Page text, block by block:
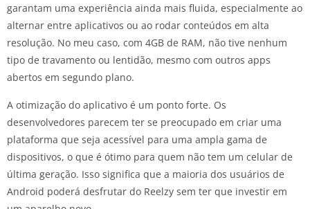
garantam uma experiência ainda mais fluida, especialmente ao
alternar entre aplicativos ou ao rodar conteúdos em alta
resolução. No meu caso, com 4GB de RAM, não tive nenhum
tipo de travamento ou lentidão, mesmo com outros apps
abertos em segundo plano.
A otimização do aplicativo é um ponto forte. Os
desenvolvedores parecem ter se preocupado em criar uma
plataforma que seja acessível para uma ampla gama de
dispositivos, o que é ótimo para quem não tem um celular de
última geração. Isso significa que a maioria dos usuários de
Android poderá desfrutar do Reelzy sem ter que investir em